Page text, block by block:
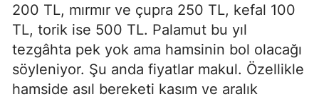
200 TL, mırmır ve çupra 250 TL, kefal 100
TL, torik ise 500 TL. Palamut bu yıl
tezgâhta pek yok ama hamsinin bol olacağı
söyleniyor. Şu anda fiyatlar makul. Özellikle
hamside asıl bereketi kasım ve aralık